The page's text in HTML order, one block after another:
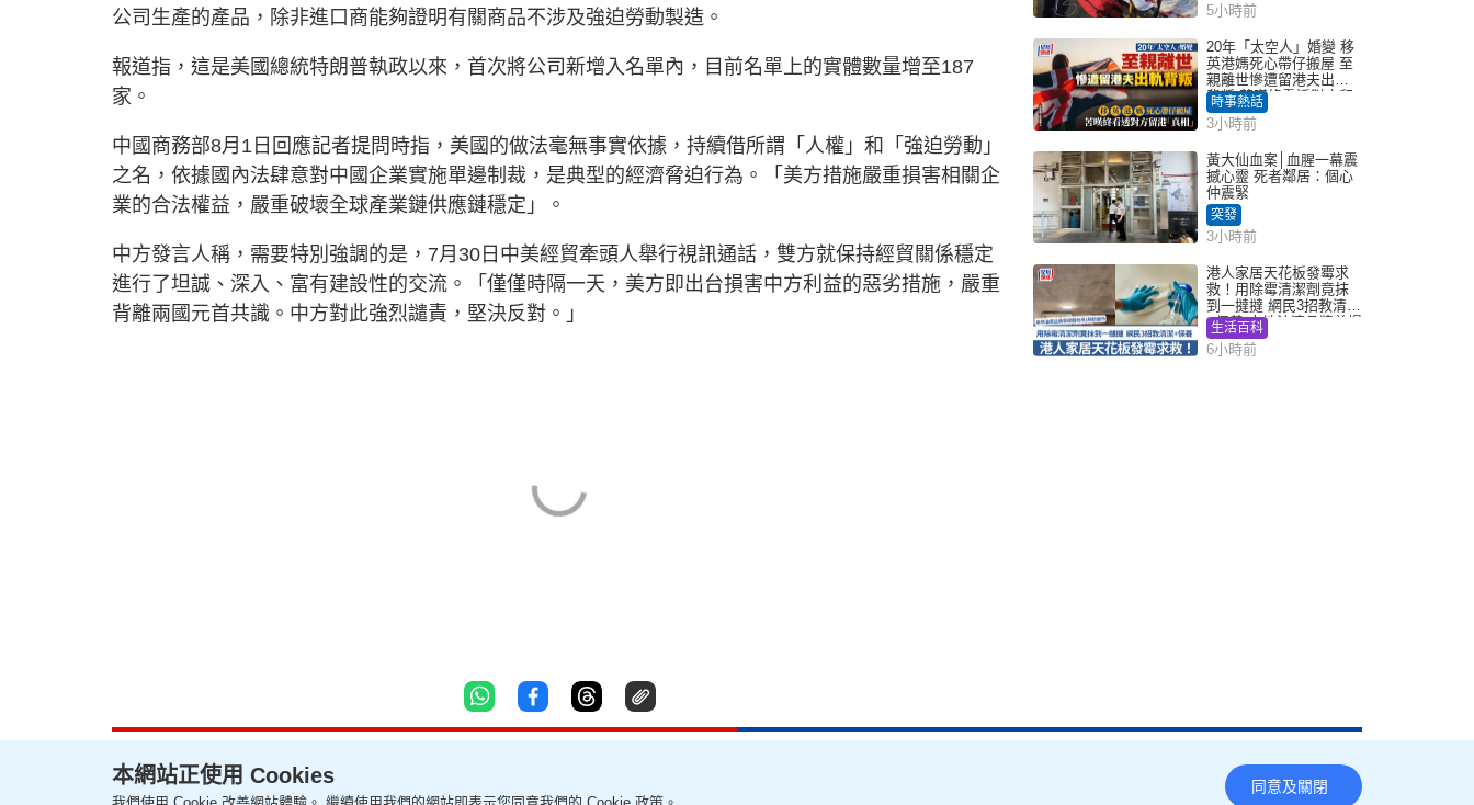
公司生產的產品，除非進口商能夠證明有關商品不涉及強迫勞動製造。
報道指，這是美國總統特朗普執政以來，首次將公司新增入名單內，目前名單上的實體數量增至187
家。
中國商務部8月1日回應記者提問時指，美國的做法毫無事實依據，持續借所謂「人權」和「強迫勞動」
之名，依據國內法肆意對中國企業實施單邊制裁，是典型的經濟脅迫行為。「美方措施嚴重損害相關企
業的合法權益，嚴重破壞全球產業鏈供應鏈穩定」。
中方發言人稱，需要特別強調的是，7月30日中美經貿牽頭人舉行視訊通話，雙方就保持經貿關係穩定
進行了坦誠、深入、富有建設性的交流。「僅僅時隔一天，美方即出台損害中方利益的惡劣措施，嚴重
背離兩國元首共識。中方對此強烈譴責，堅決反對。」
5小時前
20年「太空人」婚變 移
英港媽死心帶仔搬屋 至
親離世慘遭留港夫出軌
背叛 苦嘆終看透對方留
港「真相」｜Juicy叮
時事熱話
3小時前
黃大仙血案│血腥一幕震
撼心靈 死者鄰居：個心
仲震緊
突發
3小時前
港人家居天花板發霉求
救！用除霉清潔劑竟抹
到一撻撻 網民3招教清潔
+保養 本地油漆品牌曾提
醒勿用1物防變色
生活百科
6小時前
本網站正使用 Cookies 同意及關閉